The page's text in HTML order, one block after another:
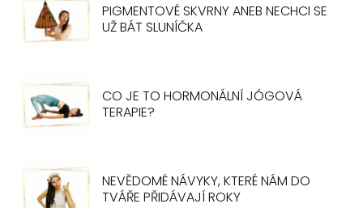
PIGMENTOVÉ SKVRNY ANEB NECHCI SE
UŽ BÁT SLUNÍČKA
CO JE TO HORMONÁLNÍ JÓGOVÁ
TERAPIE?
NEVĚDOMÉ NÁVYKY, KTERÉ NÁM DO
TVÁŘE PŘIDÁVAJÍ ROKY